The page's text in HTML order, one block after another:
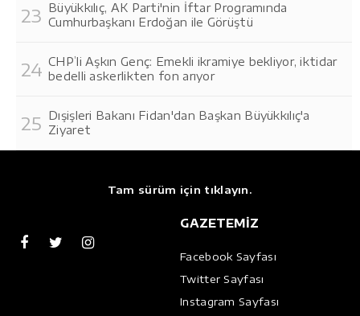
Büyükkılıç, AK Parti'nin İftar Programında
Cumhurbaşkanı Erdoğan ile Görüştü
CHP’li Aşkın Genç: Emekli ikramiye bekliyor, iktidar
bedelli askerlikten fon arıyor
Dışişleri Bakanı Fidan'dan Başkan Büyükkılıç'a
Ziyaret
Tam sürüm için tıklayın.
GAZETEMİZ
Facebook Sayfası
Twitter Sayfası
Instagram Sayfası